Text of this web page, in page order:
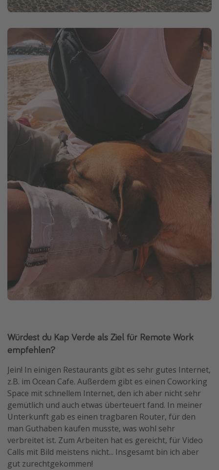
Würdest du Kap Verde als Ziel für Remote Work
empfehlen?
Jein! In einigen Restaurants gibt es sehr gutes Internet,
z.B. im Ocean Cafe. Außerdem gibt es einen Coworking
Space mit schnellem Internet, den ich aber nicht sehr
gemütlich und auch etwas überteuert fand. In meiner
Unterkunft gab es einen tragbaren Router, für den
man Guthaben kaufen musste, was wohl sehr
verbreitet ist. Zum Arbeiten hat es gereicht, für Video
Calls mit Bild meistens nicht... Insgesamt bin ich aber
gut zurechtgekommen!